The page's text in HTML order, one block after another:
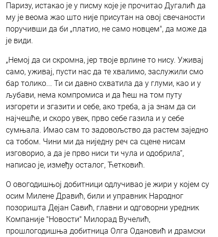
Паризу, истакао је у писму које је прочитао Дугалић да
му је веома жао што није присутан на овој свечаности
поручивши да би „платио, не само новцем", да може да
је види.
„Немој да си скромна, јер твоје врлине то нису. Уживај
само, уживај, пусти нас да те хвалимо, заслужили смо
бар толико... Ти си давно схватила да у глуми, као и у
љубави, нема компромиса и да ћеш на том путу
изгорети и згазити и себе, ако треба, а ја знам да си
најчешће, и скоро увек, прво себе газила и у себе
сумњала. Имао сам то задовољство да растем заједно
са тобом. Чини ми да ниједну реч са сцене нисам
изговорио, а да је прво ниси ти чула и одобрила“,
написао је, између осталог, Ћетковић.
О овогодишњој добитници одлучивао је жири у којем су
осим Милене Дравић, били и управник Народног
позоришта Дејан Савић, главни и одговорни уредник
Компаније "Новости" Милорад Вучелић,
прошлогодишња добитница Олга Одановић и драмски